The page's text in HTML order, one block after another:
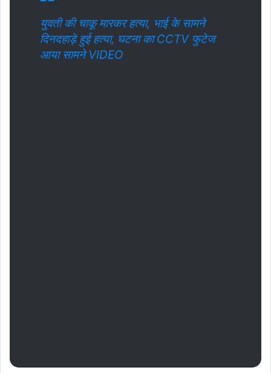
युवती की चाकू मारकर हत्या, भाई के सामने
दिनदहाड़े हुई हत्या, घटना का CCTV फुटेज
आया सामने VIDEO